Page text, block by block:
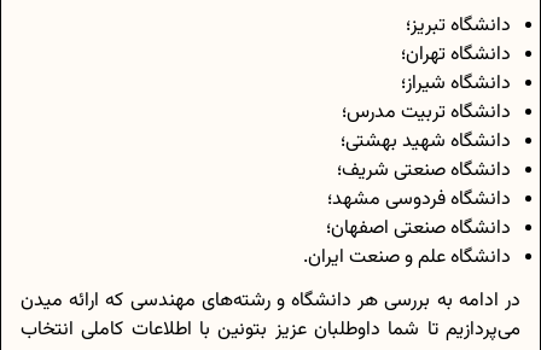
دانشگاه تبریز؛
دانشگاه تهران؛
دانشگاه شیراز؛
دانشگاه تربیت مدرس؛
دانشگاه شهید بهشتی؛
دانشگاه صنعتی شریف؛
دانشگاه فردوسی مشهد؛
دانشگاه صنعتی اصفهان؛
دانشگاه علم و صنعت ایران.
در ادامه به بررسی هر دانشگاه و رشته‌های مهندسی که ارائه میدن
می‌پردازیم تا شما داوطلبان عزیز بتونین با اطلاعات کاملی انتخاب